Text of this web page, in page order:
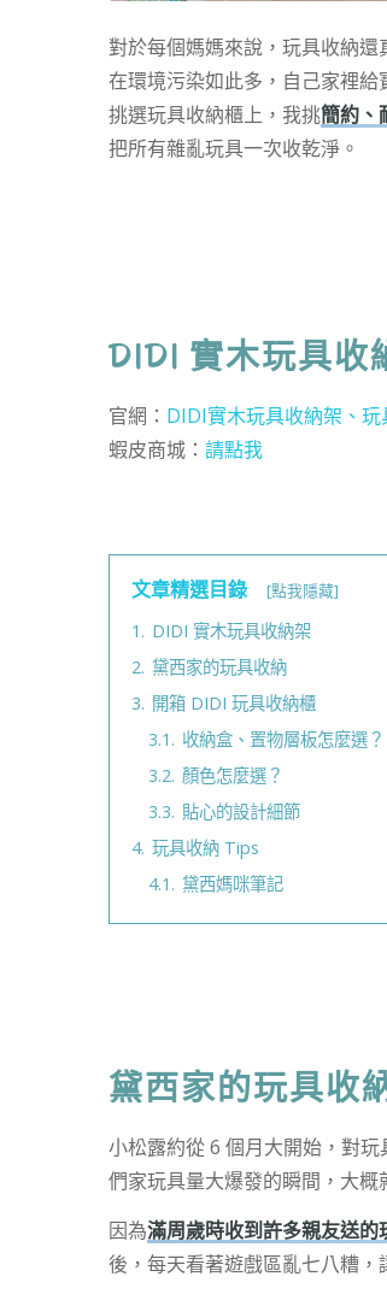
對於每個媽媽來說，玩具收納
在環境污染如此多，自己家裡
挑選玩具收納櫃上，我挑簡約、
把所有雜亂玩具一次收乾淨。
DIDI 實木玩具收
官網： DIDI實木玩具收納架、玩
蝦皮商城：請點我
文章精選目錄 [點我隱藏]
1. DIDI 實木玩具收納架
2. 黛西家的玩具收納
3. 開箱 DIDI 玩具收納櫃
3.1. 收納盒、置物層板怎麼選？
3.2. 顏色怎麼選？
3.3. 貼心的設計細節
4. 玩具收納 Tips
4.1. 黛西媽咪筆記
黛西家的玩具收
小松露約從 6 個月大開始，對
們家玩具量大爆發的瞬間，大
因為滿周歲時收到許多親友送
後，每天看著遊戲區亂七八糟，